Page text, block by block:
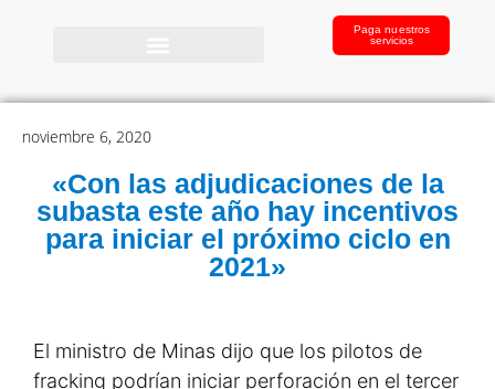
Paga nuestros
servicios
noviembre 6, 2020
«Con las adjudicaciones de la
subasta este año hay incentivos
para iniciar el próximo ciclo en
2021»
El ministro de Minas dijo que los pilotos de
fracking podrían iniciar perforación en el tercer